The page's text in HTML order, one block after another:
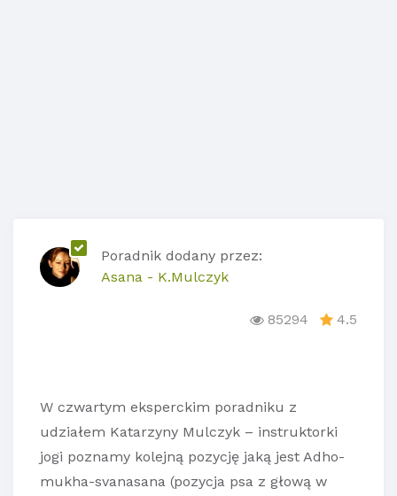
Poradnik dodany przez:
Asana - K.Mulczyk
85294 4.5
W czwartym eksperckim poradniku z
udziałem Katarzyny Mulczyk – instruktorki
jogi poznamy kolejną pozycję jaką jest Adho-
mukha-svanasana (pozycja psa z głową w